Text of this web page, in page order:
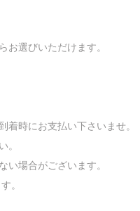
選びいただけます。
時にお支払い下さいませ。
。
場合がございます。
。